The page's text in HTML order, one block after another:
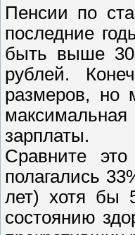
Пенсии по
последние
быть выше
рублей.
размеров, но
зарплаты.
Сравните
полагались
лет) хотя бы
состоянию